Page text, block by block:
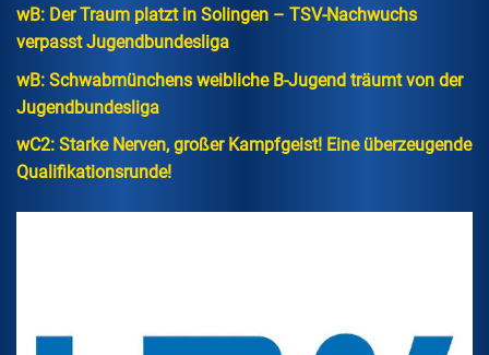
wB: Der Traum platzt in Solingen – TSV-Nachwuchs
verpasst Jugendbundesliga
wB: Schwabmünchens weibliche B-Jugend träumt von der
Jugendbundesliga
wC2: Starke Nerven, großer Kampfgeist! Eine überzeugende
Qualifikationsrunde!